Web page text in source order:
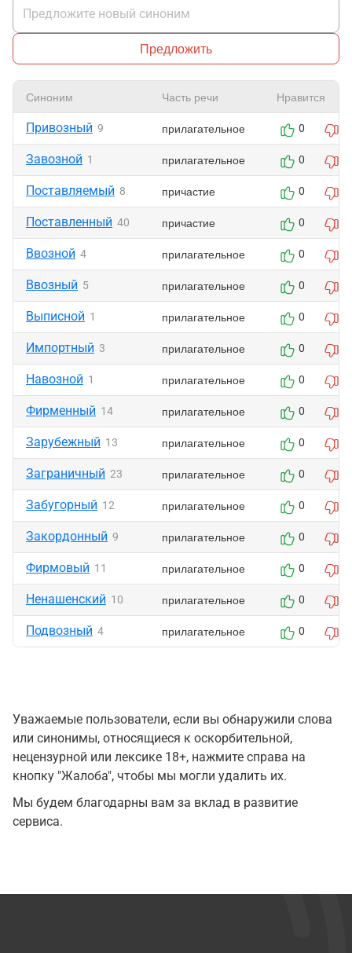
Предложить
Синоним Часть речи Нравится
Привозный 9 прилагательное 0
Завозной 1 прилагательное 0
Поставляемый 8 причастие 0
Поставленный 40 причастие 0
Ввозной 4 прилагательное 0
Ввозный 5 прилагательное 0
Выписной 1 прилагательное 0
Импортный 3 прилагательное 0
Навозной 1 прилагательное 0
Фирменный 14 прилагательное 0
Зарубежный 13 прилагательное 0
Заграничный 23 прилагательное 0
Забугорный 12 прилагательное 0
Закордонный 9 прилагательное 0
Фирмовый 11 прилагательное 0
Ненашенский 10 прилагательное 0
Подвозный 4 прилагательное 0
Уважаемые пользователи, если вы обнаружили слова
или синонимы, относящиеся к оскорбительной,
нецензурной или лексике 18+, нажмите справа на
кнопку "Жалоба", чтобы мы могли удалить их.
Мы будем благодарны вам за вклад в развитие
сервиса.